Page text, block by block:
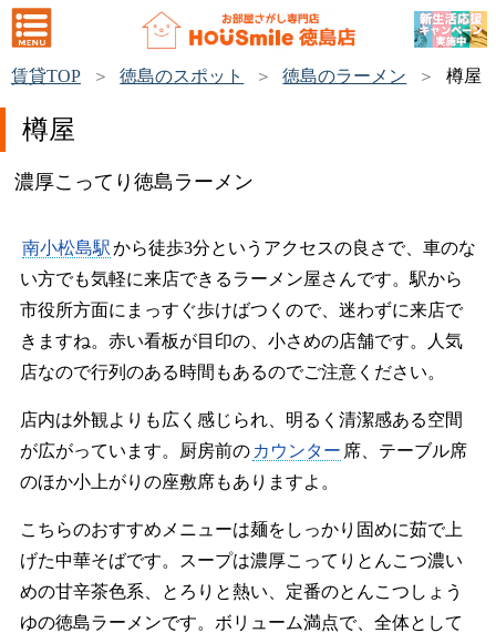
賃貸TOP 徳島のスポット 徳島のラーメン 樽屋
樽屋
濃厚こってり徳島ラーメン
南小松島駅から徒歩3分というアクセスの良さで、車のな
い方でも気軽に来店できるラーメン屋さんです。駅から
市役所方面にまっすぐ歩けばつくので、迷わずに来店で
きますね。赤い看板が目印の、小さめの店舗です。人気
店なので行列のある時間もあるのでご注意ください。
店内は外観よりも広く感じられ、明るく清潔感ある空間
が広がっています。厨房前の カウンター 席、テーブル席
のほか小上がりの座敷席もありますよ。
こちらのおすすめメニューは麺をしっかり固めに茹で上
げた中華そばです。スープは濃厚こってりとんこつ濃い
めの甘辛茶色系、とろりと熱い、定番のとんこつしょう
ゆの徳島ラーメンです。ボリューム満点で、全体として